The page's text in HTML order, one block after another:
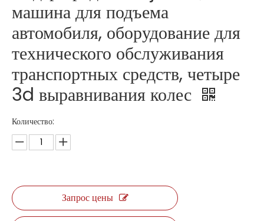
машина для подъема
автомобиля, оборудование для
технического обслуживания
транспортных средств, четыре
3d выравнивания колес
Количество:
Запрос цены